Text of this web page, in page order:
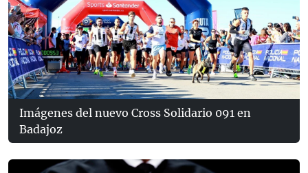
Imágenes del nuevo Cross Solidario 091 en
Badajoz